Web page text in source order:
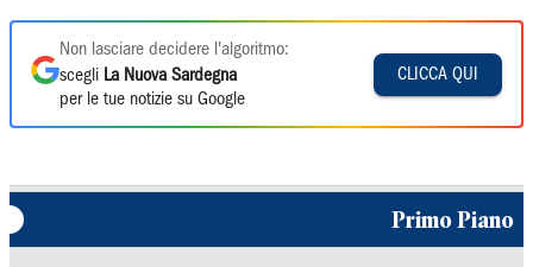
Non lasciare decidere l'algoritmo:
scegli La Nuova Sardegna
per le tue notizie su Google
CLICCA QUI
Primo Piano